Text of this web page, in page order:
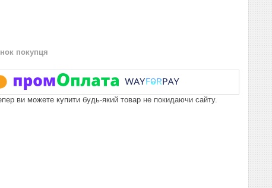
покупця
ви можете купити будь-який товар не покидаючи сайту.